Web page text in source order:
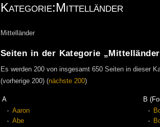
Kategorie:Mittelländer
Mittelländer
Seiten in der Kategorie
Es werden 200 von insgesamt 650 Seiten in dieser
(vorherige 200) (nächste 200)
A
Aaron
Abe
B